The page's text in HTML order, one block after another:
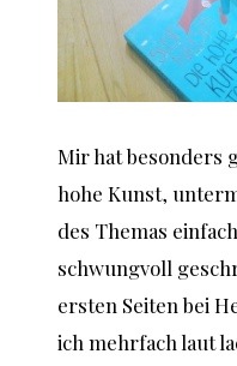
Mir hat besonders
hohe Kunst,
des Themas
schwungvoll
ersten Seiten bei
ich mehrfach laut